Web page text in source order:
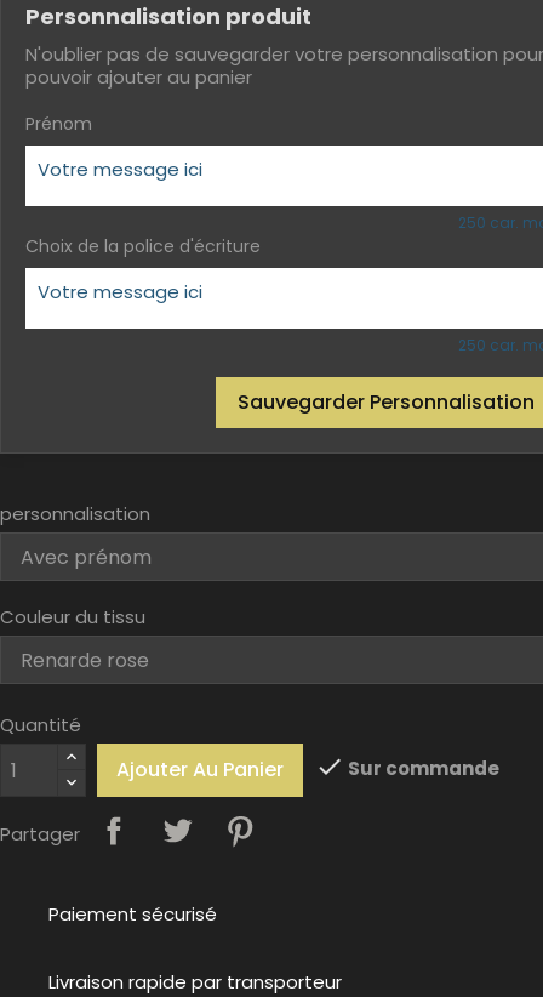
Personnalisation produit
N'oublier pas de sauvegarder votre personnalisation pour
pouvoir ajouter au panier
Prénom
250 car.
Choix de la police d'écriture
250 car.
Sauvegarder Personnalisation
personnalisation
Couleur du tissu
Quantité
Ajouter Au Panier  Sur commande
Partager
Paiement sécurisé
Livraison rapide par transporteur